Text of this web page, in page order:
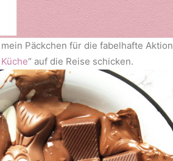
Päckchen für die fabelhafte Aktion
“ auf die Reise schicken.